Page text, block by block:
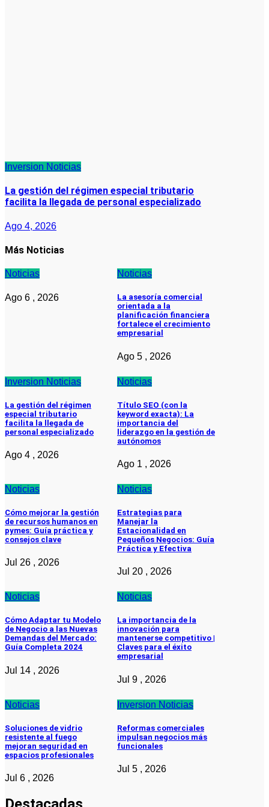
Inversion Noticias
La gestión del régimen especial tributario
facilita la llegada de personal especializado
Ago 4, 2026
Más Noticias
Noticias
Ago 6 , 2026
Noticias
La asesoría comercial
orientada a la
planificación financiera
fortalece el crecimiento
empresarial
Ago 5 , 2026
Inversion Noticias
La gestión del régimen
especial tributario
facilita la llegada de
personal especializado
Ago 4 , 2026
Noticias
Título SEO (con la
keyword exacta): La
importancia del
liderazgo en la gestión de
autónomos
Ago 1 , 2026
Noticias
Cómo mejorar la gestión
de recursos humanos en
pymes: Guía práctica y
consejos clave
Jul 26 , 2026
Noticias
Estrategias para
Manejar la
Estacionalidad en
Pequeños Negocios: Guía
Práctica y Efectiva
Jul 20 , 2026
Noticias
Cómo Adaptar tu Modelo
de Negocio a las Nuevas
Demandas del Mercado:
Guía Completa 2024
Jul 14 , 2026
Noticias
La importancia de la
innovación para
mantenerse competitivo |
Claves para el éxito
empresarial
Jul 9 , 2026
Noticias
Soluciones de vidrio
resistente al fuego
mejoran seguridad en
espacios profesionales
Jul 6 , 2026
Inversion Noticias
Reformas comerciales
impulsan negocios más
funcionales
Jul 5 , 2026